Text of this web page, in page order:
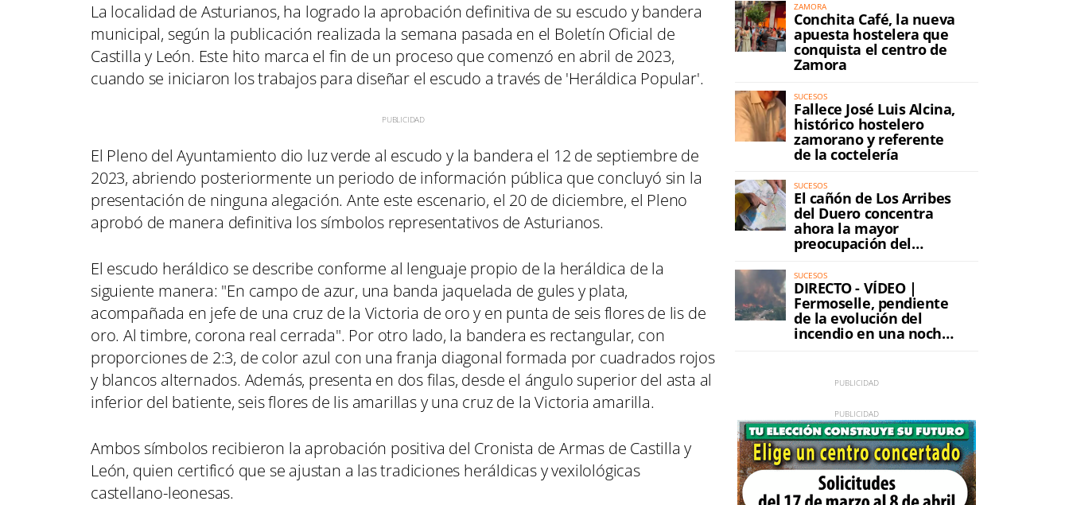
La localidad de Asturianos, ha logrado la aprobación definitiva de su escudo y bandera
municipal, según la publicación realizada la semana pasada en el Boletín Oficial de
Castilla y León. Este hito marca el fin de un proceso que comenzó en abril de 2023,
cuando se iniciaron los trabajos para diseñar el escudo a través de 'Heráldica Popular'.
El Pleno del Ayuntamiento dio luz verde al escudo y la bandera el 12 de septiembre de
2023, abriendo posteriormente un periodo de información pública que concluyó sin la
presentación de ninguna alegación. Ante este escenario, el 20 de diciembre, el Pleno
aprobó de manera definitiva los símbolos representativos de Asturianos.
El escudo heráldico se describe conforme al lenguaje propio de la heráldica de la
siguiente manera: "En campo de azur, una banda jaquelada de gules y plata,
acompañada en jefe de una cruz de la Victoria de oro y en punta de seis flores de lis de
oro. Al timbre, corona real cerrada". Por otro lado, la bandera es rectangular, con
proporciones de 2:3, de color azul con una franja diagonal formada por cuadrados rojos
y blancos alternados. Además, presenta en dos filas, desde el ángulo superior del asta al
inferior del batiente, seis flores de lis amarillas y una cruz de la Victoria amarilla.
Ambos símbolos recibieron la aprobación positiva del Cronista de Armas de Castilla y
León, quien certificó que se ajustan a las tradiciones heráldicas y vexilológicas
castellano-leonesas.
ZAMORA
Conchita Café, la nueva
apuesta hostelera que
conquista el centro de
Zamora
SUCESOS
Fallece José Luis Alcina,
histórico hostelero
zamorano y referente
de la coctelería
SUCESOS
El cañón de Los Arribes
del Duero concentra
ahora la mayor
preocupación del
incendio
SUCESOS
DIRECTO - VÍDEO |
Fermoselle, pendiente
de la evolución del
incendio en una noche